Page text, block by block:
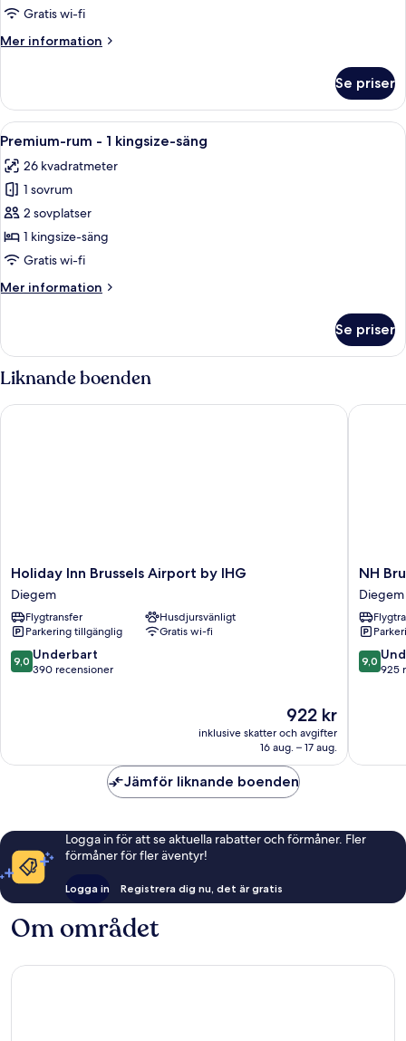
1
säng
Gratis wi-fi
Mer information
Mer
-
queensize-
Se priser
Öppna
alla
foton
för
Premium-
rum
-
kingsize-
Ett hotellrum med en stor säng, ett
4
Premium-rum - 1 kingsize-säng
26 kvadratmeter
1 sovrum
2 sovplatser
1 kingsize-säng
Gratis wi-fi
Mer information
Mer
rum
1
säng
Se priser
Liknande boenden
Holiday
Inn
Brussels
Airport
by
IHG
Diegem
Holiday Inn Brussels Airport by IHG
Diegem
Flygtransfer
Husdjursvänligt
Parkering tillgänglig
Gratis wi-fi
9.0
av
9,0 Underbart
390 recensioner
Priset
är
922 kr
922 kr
inklusive skatter och avgifter
16 aug. – 17 aug.
Holiday Inn Brussels Airport by IHG
NH
Brussels
Airport
Diegem
NH
Diegem
9.0
av
9,0
925
NH
Jämför liknande boenden
Logga in för att se aktuella rabatter och förmåner. Fler
förmåner för fler äventyr!
Logga in Registrera dig nu, det är gratis
Om området